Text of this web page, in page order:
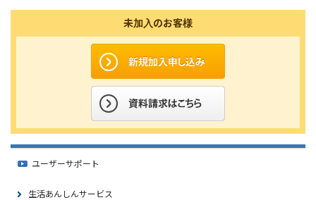
未加入のお客様
ユーザーサポート
生活あんしんサービス